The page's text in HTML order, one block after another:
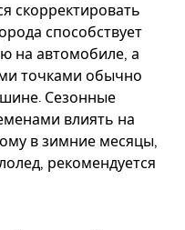
скорректировать
способствует
на автомобиле, а
точками обычно
Сезонные
влиять на
в зимние месяцы,
рекомендуется